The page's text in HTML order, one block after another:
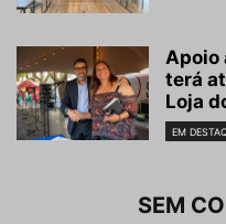
Apoio
terá
Loja
EM
SEM